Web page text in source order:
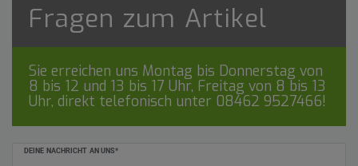
Fragen zum Artikel
Sie erreichen uns Montag bis Donnerstag von
8 bis 12 und 13 bis 17 Uhr, Freitag von 8 bis 13
Uhr, direkt telefonisch unter 08462 9527466!
DEINE NACHRICHT AN UNS*
Ceres::Template.mailFormHoneypotLabel